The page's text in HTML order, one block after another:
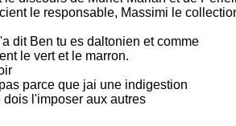
le responsable, Massimi le
dit Ben tu es daltonien et comme
le vert et le marron.
parce que jai une indigestion
l'imposer aux autres